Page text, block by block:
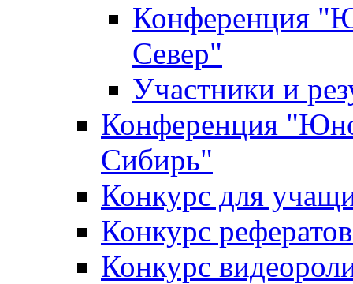
Конференция
Север"
Участники и
Конференция
Сибирь"
Конкурс для
Конкурс
Конкурс